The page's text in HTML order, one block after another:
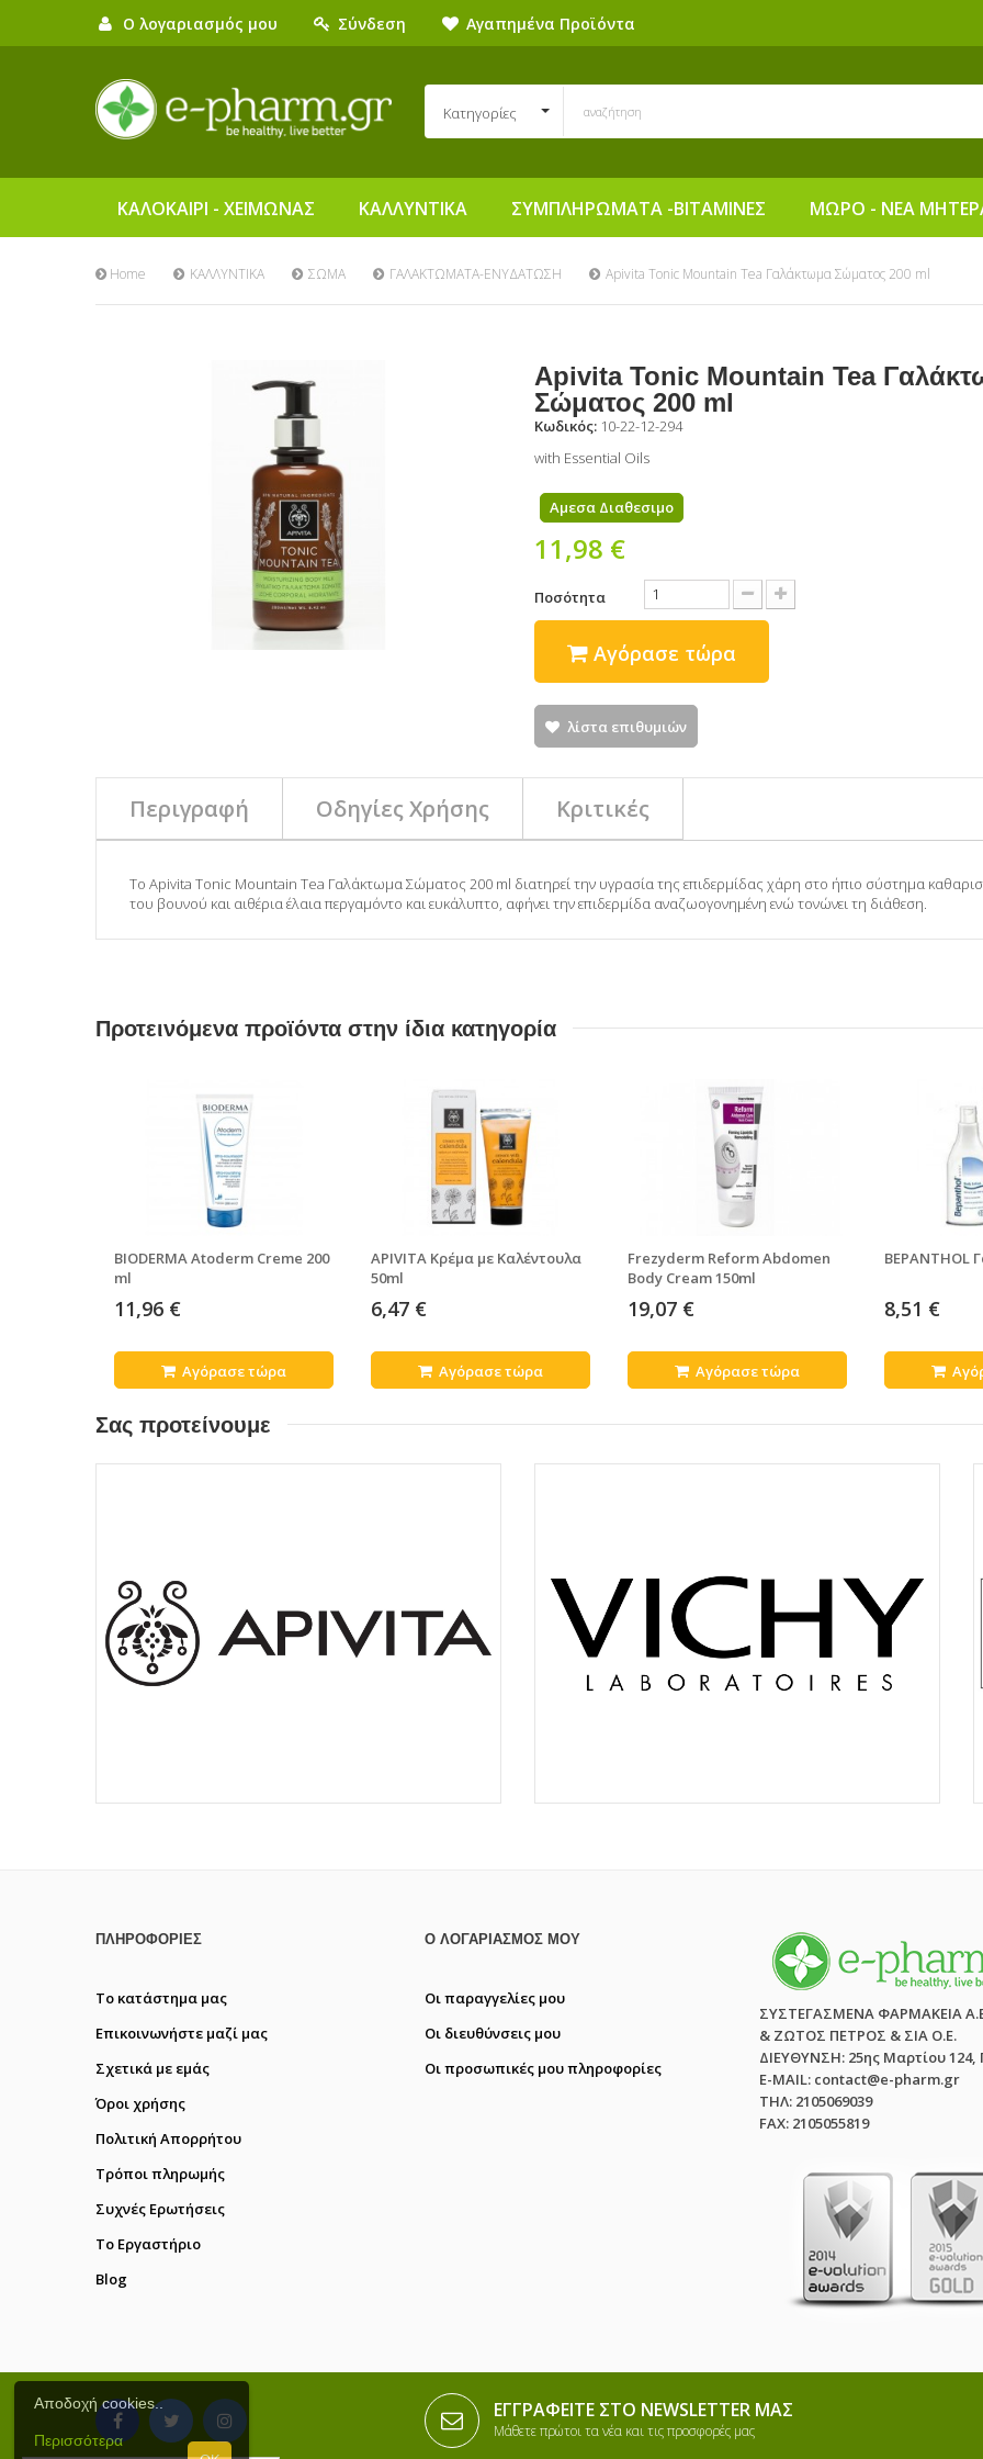
Ο λογαριασμός μου Σύνδεση Αγαπημένα Προϊόντα
Κατηγορίες
ΚΑΛΟΚΑΙΡΙ - ΧΕΙΜΩΝΑΣ ΚΑΛΛΥΝΤΙΚΑ ΣΥΜΠΛΗΡΩΜΑΤΑ -ΒΙΤΑΜΙΝΕΣ ΜΩΡΟ - ΝΕΑ
Home ΚΑΛΛΥΝΤΙΚΑ ΣΩΜΑ ΓΑΛΑΚΤΩΜΑΤΑ-ΕΝΥΔΑΤΩΣΗ Apivita Tonic Mountain Tea Γαλάκτωμα Σώματος 200 ml
Apivita Tonic Mountain Tea
Σώματος 200 ml
Κωδικός: 10-22-12-294
with Essential Oils
Αμεσα Διαθεσιμο
11,98 €
Ποσότητα
Αγόρασε τώρα
λίστα επιθυμιών
Περιγραφή Οδηγίες Χρήσης Κριτικές
Το Apivita Tonic Mountain Tea Γαλάκτωμα Σώματος 200 ml διατηρεί την υγρασία της επιδερμίδας χάρη στο ήπιο σύστημα
του βουνού και αιθέρια έλαια περγαμόντο και ευκάλυπτο, αφήνει την επιδερμίδα αναζωογονημένη ενώ τονώνει τη διάθεση.
Προτεινόμενα προϊόντα στην ίδια κατηγορία
BIODERMA Atoderm Creme 200
ml
11,96 €
Αγόρασε τώρα
APIVITA Κρέμα με Καλέντουλα
50ml
6,47 €
Αγόρασε τώρα
Frezyderm Reform Abdomen
Body Cream 150ml
19,07 €
Αγόρασε τώρα
BEPANTHOL
8,51 €
Σας προτείνουμε
ΠΛΗΡΟΦΟΡΊΕΣ
Το κατάστημα μας
Επικοινωνήστε μαζί μας
Σχετικά με εμάς
Όροι χρήσης
Πολιτική Απορρήτου
Τρόποι πληρωμής
Συχνές Ερωτήσεις
Το Εργαστήριο
Blog
Ο ΛΟΓΑΡΙΑΣΜΌΣ ΜΟΥ
Οι παραγγελίες μου
Οι διευθύνσεις μου
Οι προσωπικές μου πληροφορίες
ΣΥΣΤΕΓΑΣΜΕΝΑ ΦΑΡΜΑΚΕΙΑ
& ΖΩΤΟΣ ΠΕΤΡΟΣ & ΣΙΑ Ο.Ε.
ΔΙΕΥΘΥΝΣΗ: 25ης Μαρτίου 124,
E-MAIL: contact@e-pharm.gr
ΤΗΛ: 2105069039
FAX: 2105055819
ΕΓΓΡΑΦΕΊΤΕ ΣΤΟ NEWSLETTER ΜΑΣ
Μάθετε πρώτοι τα νέα και τις προσφορές μας
Αποδοχή cookies..
Περισσότερα